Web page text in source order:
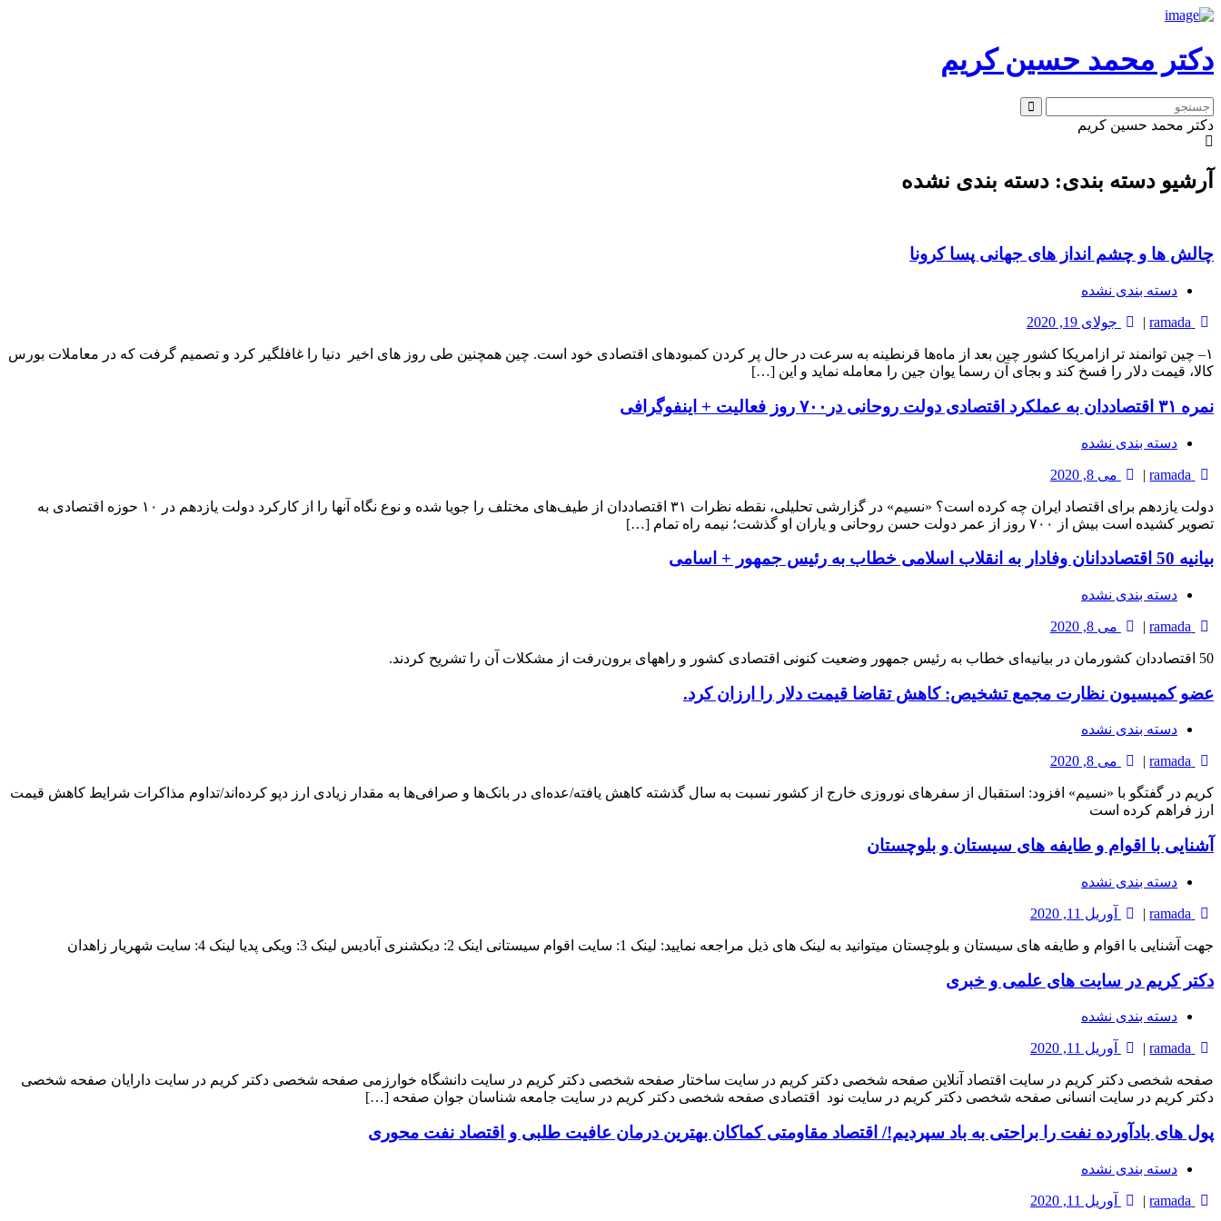
دکتر محمد حسین کریم
دکتر محمد حسین کریم
آرشیو دسته بندی: دسته بندی نشده
چالش ها و چشم انداز های جهانی پسا کرونا
دسته بندی نشده
| جولای 19, 2020
۱– چین توانمند تر ازامریکا کشور چین بعد از ماه‌ها قرنطینه به سرعت در حال پر کردن کمبودهای اقتصادی خود است. چین همچنین طی روز های اخیر دنیا را غافلگیر کرد و تصمیم گرفت که در معاملات بورس
کالا، قیمت دلار را فسخ کند و بجای آن رسما یوان جین را معامله نماید و این […]
نمره ۳۱ اقتصاددان به عملکرد اقتصادی دولت روحانی در۷۰۰ روز فعالیت + اینفوگرافی
دسته بندی نشده
| می 8, 2020
دولت یازدهم برای اقتصاد ایران چه کرده است؟ «نسیم» در گزارشی تحلیلی، نقطه نظرات ۳۱ اقتصاددان از طیف‌های مختلف را جویا شده و نوع نگاه آنها را از کارکرد دولت یازدهم در ۱۰ حوزه اقتصادی به
تصویر کشیده است بیش از ۷۰۰ روز از عمر دولت حسن روحانی و یاران او گذشت؛ نیمه راه تمام […]
بیانیه 50 اقتصاددانان وفادار به انقلاب اسلامی خطاب به رئیس جمهور + اسامی
دسته بندی نشده
| می 8, 2020
50 اقتصاد‌دان کشورمان در بیانیه‌ای خطاب به رئیس جمهور وضعیت کنونی اقتصادی کشور و راههای برون‌رفت از مشکلات آن را تشریح کردند.
عضو کمیسیون نظارت مجمع تشخیص: کاهش تقاضا قیمت دلار را ارزان کرد.
دسته بندی نشده
| می 8, 2020
کریم در گفتگو با «نسیم» افزود: استقبال از سفرهای نوروزی خارج از کشور نسبت به سال گذشته کاهش یافته/عده‌ای در بانک‌ها و صرافی‌ها به مقدار زیادی ارز دپو کرده‌اند/تداوم مذاکرات شرایط کاهش قیمت
ارز فراهم کرده است
آشنایی با اقوام و طایفه های سیستان و بلوچستان
دسته بندی نشده
| آوریل 11, 2020
جهت آشنایی با اقوام و طایفه های سیستان و بلوچستان میتوانید به لینک های ذیل مراجعه نمایید: لینک 1: سایت اقوام سیستانی اینک 2: دیکشنری آبادیس لینک 3: ویکی پدیا لینک 4: سایت شهریار زاهدان
دکتر کریم در سایت های علمی و خبری
دسته بندی نشده
| آوریل 11, 2020
صفحه شخصی دکتر کریم در سایت اقتصاد آنلاین صفحه شخصی دکتر کریم در سایت ساختار صفحه شخصی دکتر کریم در سایت دانشگاه خوارزمی صفحه شخصی دکتر کریم در سایت دارایان صفحه شخصی
دکتر کریم در سایت انسانی صفحه شخصی دکتر کریم در سایت نود اقتصادی صفحه شخصی دکتر کریم در سایت جامعه شناسان جوان صفحه […]
پول های بادآورده نفت را براحتی به باد سپردیم!/ اقتصاد مقاومتی کماکان بهترین درمان عافیت طلبی و اقتصاد نفت محوری
دسته بندی نشده
| آوریل 11, 2020